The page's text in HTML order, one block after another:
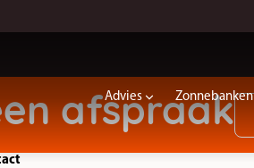
Advies Zonnebanken
afspraak